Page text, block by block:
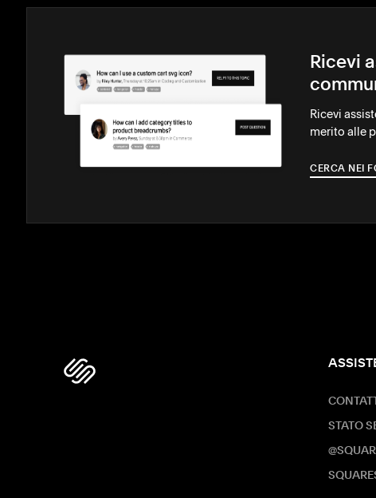
Ricevi
Ricevi
merito alle
CERCA NEI
STATO